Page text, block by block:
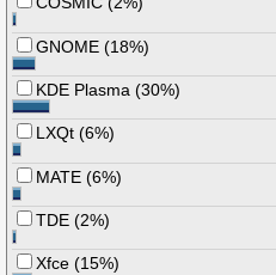
GNOME (18%)
KDE Plasma (30%)
LXQt (6%)
MATE (6%)
TDE (2%)
Xfce (15%)